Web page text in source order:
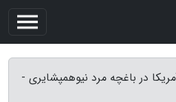
در باغچه مرد نیوهمپشایری -